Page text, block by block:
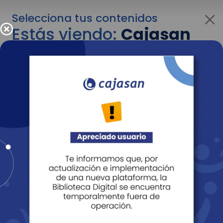
Selecciona tus contenidos
Estás viendo:Cajasan
para personas
Para cambiar al contenido de tu interés más
adelante recuerda utilizar el menú
Entendido